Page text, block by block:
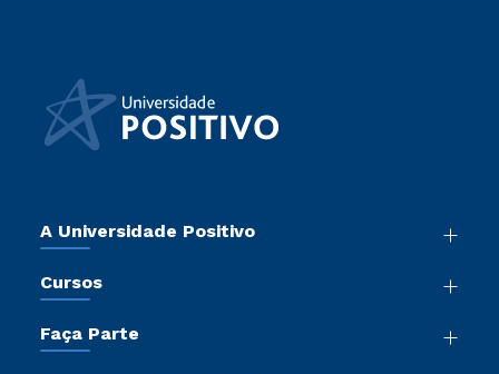
A Universidade Positivo
Sala de Imprensa
Trabalhe Conosco
Cursos
Pós-Graduação
Faça Parte